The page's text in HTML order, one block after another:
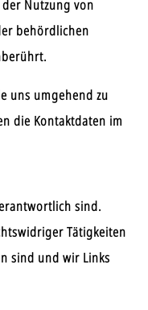
Nutzung von
behördlichen
uns umgehend zu
die Kontaktdaten im
sind.
Tätigkeiten
sind und wir Links